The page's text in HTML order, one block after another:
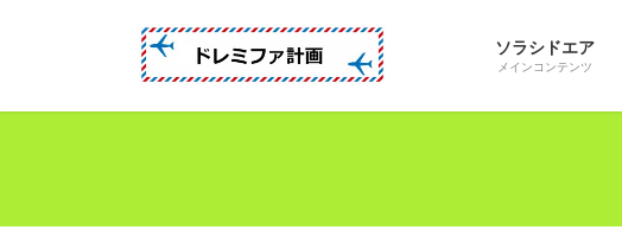
ソラシドエア
メインコンテンツ